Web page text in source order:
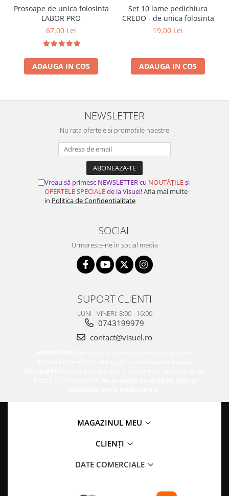
Prosoape de unica folosinta
LABOR PRO
67,00 Lei
ADAUGA IN COS
Set 10 lame pedichiura
CREDO - de unica folosinta
19,00 Lei
ADAUGA IN COS
NEWSLETTER
Nu rata ofertele si promotiile noastre
Vreau să primesc NEWSLETTER cu NOUTĂȚILEși
OFERTELE SPECIALEde la Visuel!Afla mai multe
in Politica de Confidentialitate
SOCIAL
Urmareste-ne in social media
SUPORT CLIENTI
LUNI - VINERI: 8:00 - 16:00
0743199979
contact@visuel.ro
MAGAZINUL MEU
CLIENȚI
DATE COMERCIALE